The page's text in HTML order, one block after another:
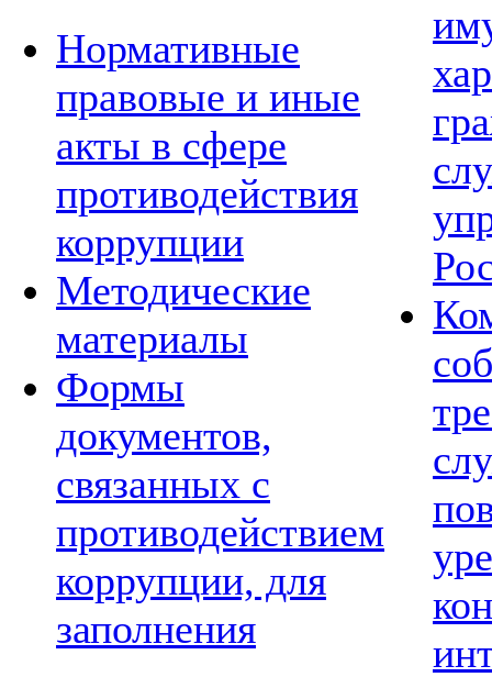
Нормативные
правовые и иные
акты в сфере
противодействия
коррупции
Методические
материалы
Формы
документов,
связанных с
противодействием
коррупции, для
заполнения